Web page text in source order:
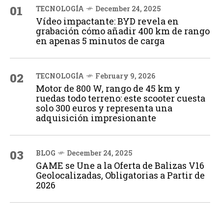
01 TECNOLOGÍA December 24, 2025
Vídeo impactante: BYD revela en
grabación cómo añadir 400 km de rango
en apenas 5 minutos de carga
02 TECNOLOGÍA February 9, 2026
Motor de 800 W, rango de 45 km y
ruedas todo terreno: este scooter cuesta
solo 300 euros y representa una
adquisición impresionante
03 BLOG December 24, 2025
GAME se Une a la Oferta de Balizas V16
Geolocalizadas, Obligatorias a Partir de
2026